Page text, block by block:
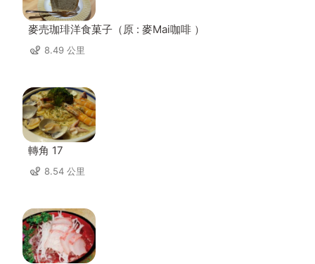
麥売珈琲洋食菓子（原 : 麥Mai咖啡 ）
8.49 公里
轉角 17
8.54 公里